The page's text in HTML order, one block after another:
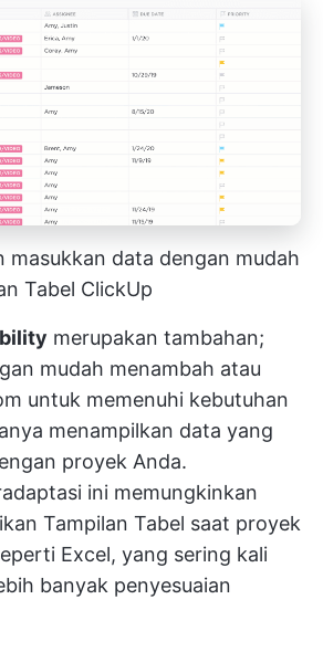
masukkan data dengan mudah
Tabel ClickUp
merupakan tambahan;
mudah menambah atau
untuk memenuhi kebutuhan
menampilkan data yang
proyek Anda.
ini memungkinkan
Tampilan Tabel saat proyek
Excel, yang sering kali
banyak penyesuaian